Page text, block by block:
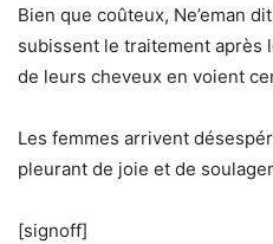
Bien que coûteux, Ne’eman
subissent le traitement après
de leurs cheveux en voient
Les femmes arrivent
pleurant de joie et de
[signoff]